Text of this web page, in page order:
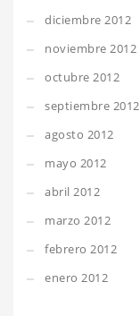
diciembre 2012
noviembre 2012
octubre 2012
septiembre 2012
agosto 2012
mayo 2012
abril 2012
marzo 2012
febrero 2012
enero 2012